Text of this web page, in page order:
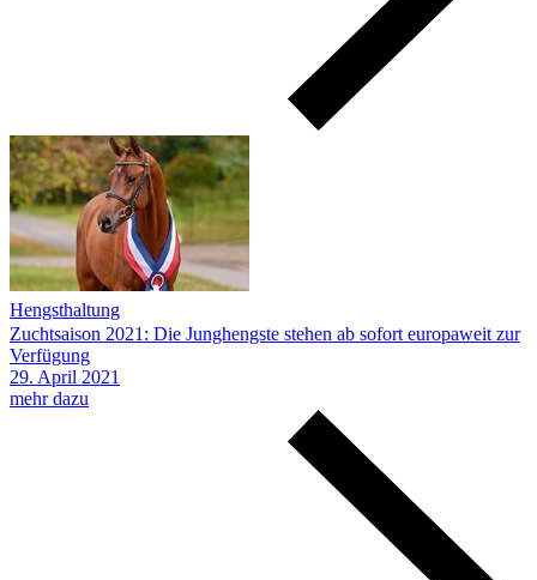
Hengsthaltung
Zuchtsaison 2021: Die Junghengste stehen ab sofort europaweit zur
Verfügung
29. April 2021
mehr dazu